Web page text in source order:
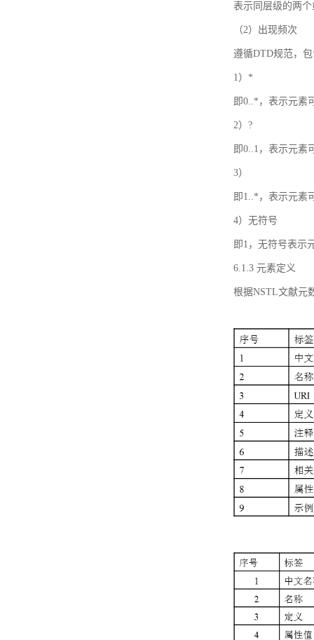
表示同层级的两
（2）出现频次
遵循DTD规范，
1）*
即0..*，表示元素
2）?
即0..1，表示元素
3）
即1..*，表示元素
4）无符号
即1，无符号表示
6.1.3 元素定义
根据NSTL文献元